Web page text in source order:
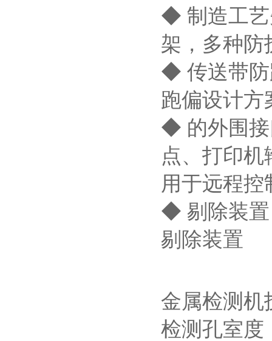
◆ 制造工艺
架，多种防
◆ 传送带防
跑偏设计方
◆ 的外围接
点、打印
用于远程
◆ 剔除装置
剔除装置
金属检测机
检测孔室度